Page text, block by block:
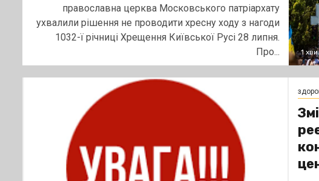
1
православна церква Московського патріархату
ухвалили рішення не проводити хресну ходу з нагоди
1032-ї річниці Хрещення Київської Русі 28 липня.
Про...